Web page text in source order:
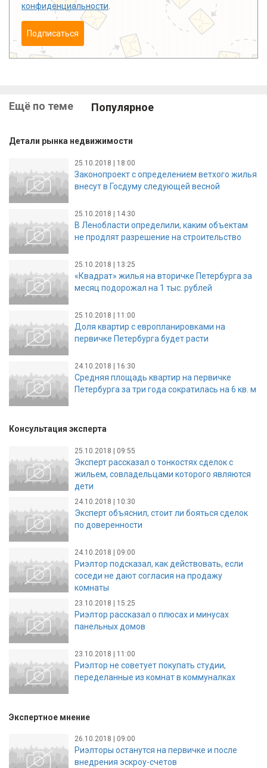
конфиденциальности
Подписаться
Ещё по теме Популярное
Детали рынка недвижимости
25.10.2018 | 18:00
Законопроект с определением ветхого жилья
внесут в Госдуму следующей весной
25.10.2018 | 14:30
В Ленобласти определили, каким объектам
не продлят разрешение на строительство
25.10.2018 | 13:25
«Квадрат» жилья на вторичке Петербурга за
месяц подорожал на 1 тыс. рублей
25.10.2018 | 11:00
Доля квартир с европланировками на
первичке Петербурга будет расти
24.10.2018 | 16:30
Средняя площадь квартир на первичке
Петербурга за три года сократилась на 6 кв. м
Консультация эксперта
25.10.2018 | 09:55
Эксперт рассказал о тонкостях сделок с
жильем, совладельцами которого являются
дети
24.10.2018 | 10:30
Эксперт объяснил, стоит ли бояться сделок
по доверенности
24.10.2018 | 09:00
Риэлтор подсказал, как действовать, если
соседи не дают согласия на продажу
комнаты
23.10.2018 | 15:25
Риэлтор рассказал о плюсах и минусах
панельных домов
23.10.2018 | 11:00
Риэлтор не советует покупать студии,
переделанные из комнат в коммуналках
Экспертное мнение
26.10.2018 | 09:00
Риэлторы останутся на первичке и после
внедрения эскроу-счетов